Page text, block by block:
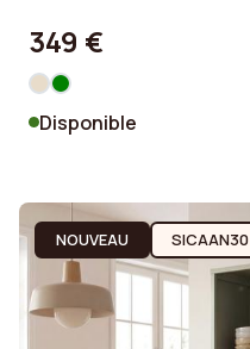
349 €
Disponible
NOUVEAU SICAAN30